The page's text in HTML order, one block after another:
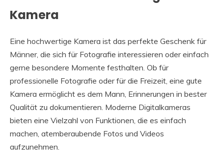
Kamera
Eine hochwertige Kamera ist das perfekte Geschenk für
Männer, die sich für Fotografie interessieren oder einfach
gerne besondere Momente festhalten. Ob für
professionelle Fotografie oder für die Freizeit, eine gute
Kamera ermöglicht es dem Mann, Erinnerungen in bester
Qualität zu dokumentieren. Moderne Digitalkameras
bieten eine Vielzahl von Funktionen, die es einfach
machen, atemberaubende Fotos und Videos
aufzunehmen.